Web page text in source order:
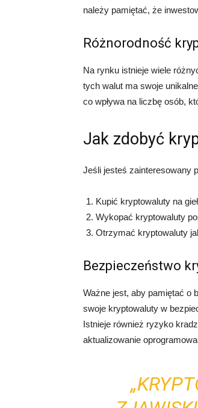
należy pamiętać, że
Różnorodność
Na rynku istnieje wiele
tych walut ma swoje
co wpływa na liczbę osób,
Jak zdobyć
Jeśli jesteś zainteresowany
Kupić kryptowaluty na
Wykopać kryptowaluty
Otrzymać kryptowaluty
Bezpieczeństwo
Ważne jest, aby pamiętać o
swoje kryptowaluty w
Istnieje również ryzyko
aktualizowanie